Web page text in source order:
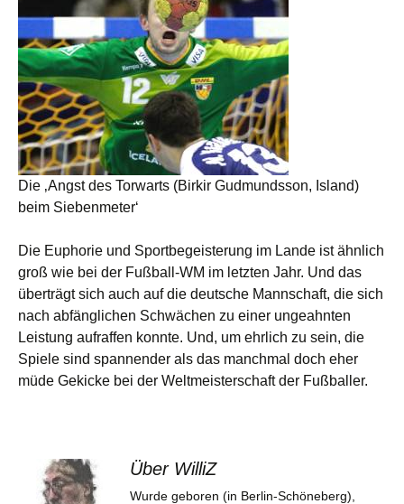
Die ‚Angst des Torwarts (Birkir Gudmundsson, Island)
beim Siebenmeter‘
Die Euphorie und Sportbegeisterung im Lande ist ähnlich
groß wie bei der Fußball-WM im letzten Jahr. Und das
überträgt sich auch auf die deutsche Mannschaft, die sich
nach abfänglichen Schwächen zu einer ungeahnten
Leistung aufraffen konnte. Und, um ehrlich zu sein, die
Spiele sind spannender als das manchmal doch eher
müde Gekicke bei der Weltmeisterschaft der Fußballer.
Über WilliZ
Wurde geboren (in Berlin-Schöneberg),